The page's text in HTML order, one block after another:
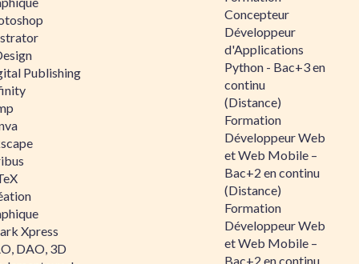
Publishing
Xpress
DAO, 3D
Concepteur
Développeur
d'Applications
Python - Bac+3 en
continu
(Distance)
Formation
Développeur Web
et Web Mobile –
Bac+2 en continu
(Distance)
Formation
Développeur Web
et Web Mobile –
Bac+2 en continu